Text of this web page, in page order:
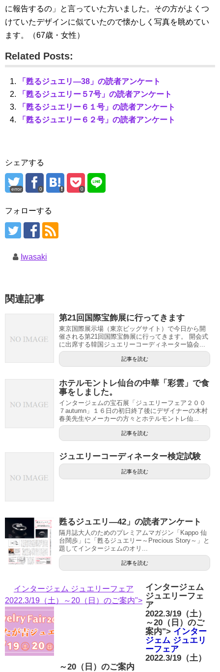
に報告するの」と言っていた方いました。その方がよくつ
けていたデザインに似ていたので懐かしく写真を眺めてい
ます。（67歳・女性）
Related Posts:
「甦るジュエリ―38」の読者アンケート
「甦るジュエリー５7号」の読者アンケート
「甦るジュエリー６１号」の読者アンケート
「甦るジュエリー６２号」の読者アンケート
シェアする
error 0 0
フォローする
Iwasaki
関連記事
第21回国際宝飾展に行ってきます
東京国際展示場（東京ビッグサイト）で今日から開
催される第21回国際宝飾展に行ってきます。 開会式
に出席する韓国ジュエリーコーディネーター協会...
記事を読む
ホテルモントレ仙台の中華「彩雲」で食
事をしました。
インタージェムの宝石展「ジュエリーフェア２００
７autumn」１６日の初日終了後にデザイナーの木村
春美先生やメーカーの方々とホテルモントレ仙...
記事を読む
ジュエリーコーディネーター検定試験
記事を読む
甦るジュエリ―42」の読者アンケート
隔月誌大人のためのプレミアムマガジン「Kappo 仙
台闊歩」に「甦るジュエリー～Precious Story～」と
題してインタージェムのオリ...
記事を読む
インタージェム ジュエリーフェア
2022.3/19（土）～20（日）のご案内">
インタージェム
ジュエリーフェ
ア
2022.3/19（土）
～20（日）のご
案内"> インター
ジェム ジュエリ
ーフェア
2022.3/19（土）
～20（日）のご案内